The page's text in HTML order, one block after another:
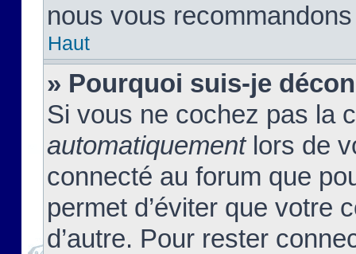
nous vous
Haut
» Pourquoi suis-je
Si vous ne cochez pas la
automatiquementlors de
connecté au forum que
permet d’éviter que votre
d’autre. Pour rester